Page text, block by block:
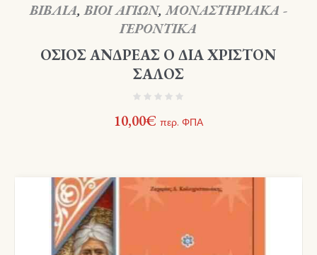
ΒΙΒΛΙΑ,ΒΙΟΙ ΑΓΙΩΝ,ΜΟΝΑΣΤΗΡΙΑΚΑ -
ΓΕΡΟΝΤΙΚΑ
ΟΣΙΟΣ ΑΝΔΡΕΑΣ Ο ΔΙΑ ΧΡΙΣΤΟΝ
ΣΑΛΟΣ
10,00€ περ. ΦΠΑ